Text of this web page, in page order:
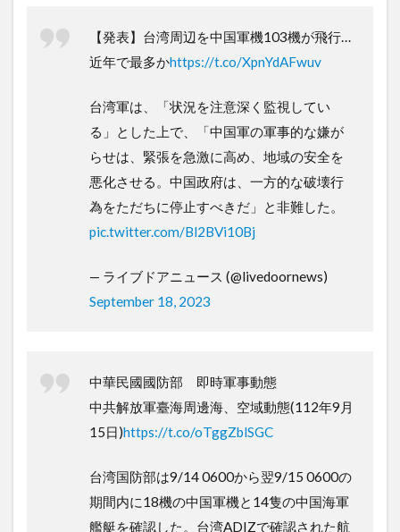
【発表】台湾周辺を中国軍機103機が飛行…
近年で最多かhttps://t.co/XpnYdAFwuv
台湾軍は、「状況を注意深く監視してい
る」とした上で、「中国軍の軍事的な嫌が
らせは、緊張を急激に高め、地域の安全を
悪化させる。中国政府は、一方的な破壊行
為をただちに停止すべきだ」と非難した。
pic.twitter.com/Bl2BVi10Bj
— ライブドアニュース (@livedoornews)
September 18, 2023
中華民國國防部 即時軍事動態
中共解放軍臺海周邊海、空域動態(112年9月
15日)https://t.co/oTggZblSGC
台湾国防部は9/14 0600から翌9/15 0600の
期間内に18機の中国軍機と14隻の中国海軍
艦艇を確認した。台湾ADIZで確認された航